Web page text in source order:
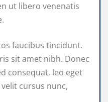
ut libero venenatis
faucibus tincidunt.
sit amet nibh. Donec
consequat, leo eget
cursus nunc,